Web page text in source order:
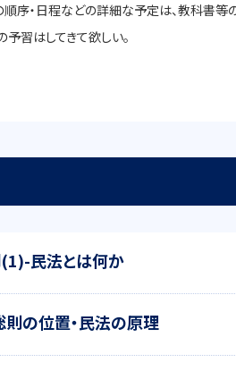
序・日程などの詳細な予定は、教科書等
習はしてきて欲しい。
民法とは何か
の位置・民法の原理